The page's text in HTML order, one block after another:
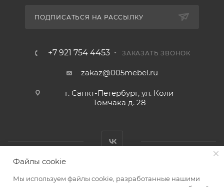
ПОДПИСАТЬСЯ НА РАССЫЛКУ
+7 921 754 4453 ЗАКАЗАТЬ ЗВОНОК
zakaz@005mebel.ru
г. Санкт-Петербург, ул. Коли
Томчака д. 28
Файлы cookie
Мы используем файлы cookie, разработанные нашими